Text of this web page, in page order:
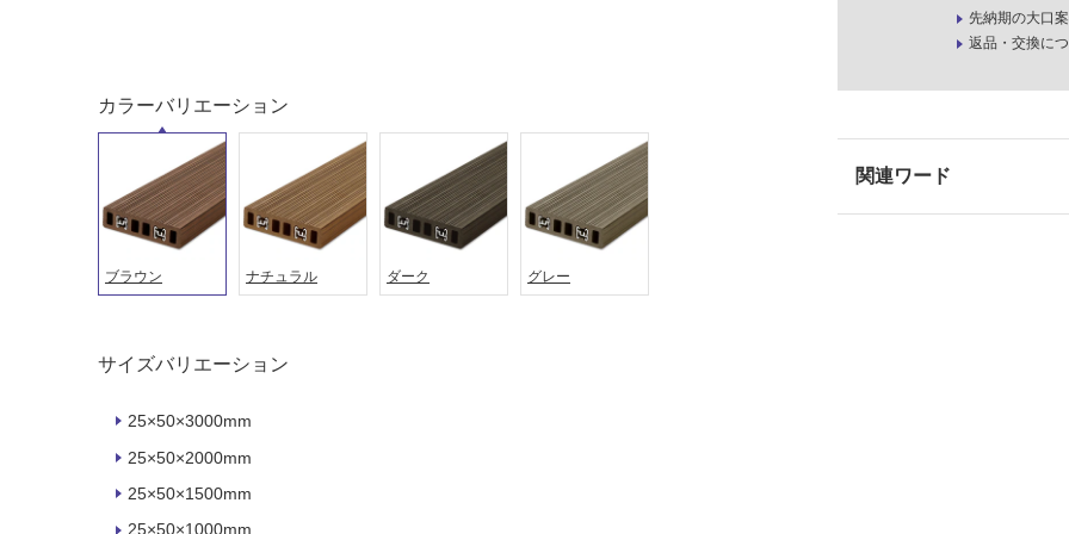
先納期の大口
返品・交換に
カラーバリエーション
ブラウン ナチュラル ダーク グレー
サイズバリエーション
25×50×3000mm
25×50×2000mm
25×50×1500mm
25×50×1000mm
タイル
屋内床・
屋外床・
浴室床・
駐車場